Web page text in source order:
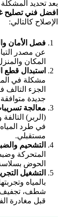
بعد تحديد المشكلة
افضل فني تصليح
الإصلاح كالتالي:
فصل الأمان
عن مصدر
المكان
استبدال قطع
مشكلة في
الجزء
جديدة
معالجة
(الربر)
في طرد
مستقبلي.
التشحيم
المتحركة
الحوض
التشغيل
بالمياه
شطف، تجفيف)
قبل مغادرة